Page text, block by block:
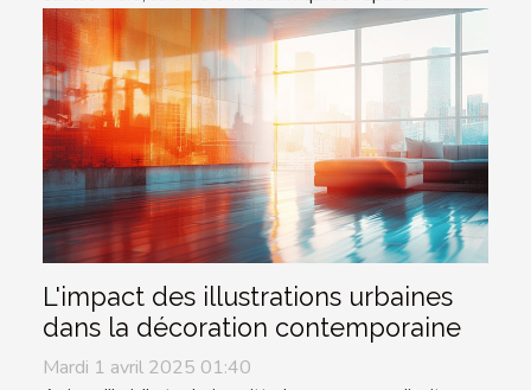
L'impact des illustrations urbaines
dans la décoration contemporaine
Mardi 1 avril 2025 01:40